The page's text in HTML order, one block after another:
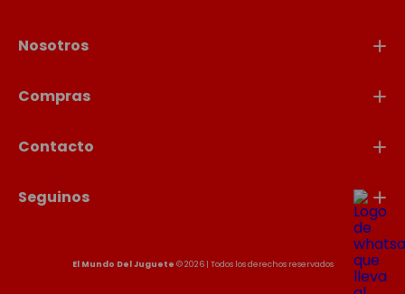
Nosotros
Compras
Contacto
Seguinos
El Mundo Del Juguete © 2026 | Todos los derechos reservados